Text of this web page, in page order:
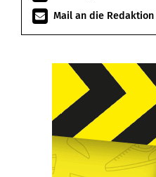
Mail an die Redaktion